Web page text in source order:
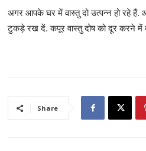
अगर आपके घर में वास्तु दो उत्पन्न हो रहे हैं.
टुकड़े रख दें. कपूर वास्तु दोष को दूर करने में
Share